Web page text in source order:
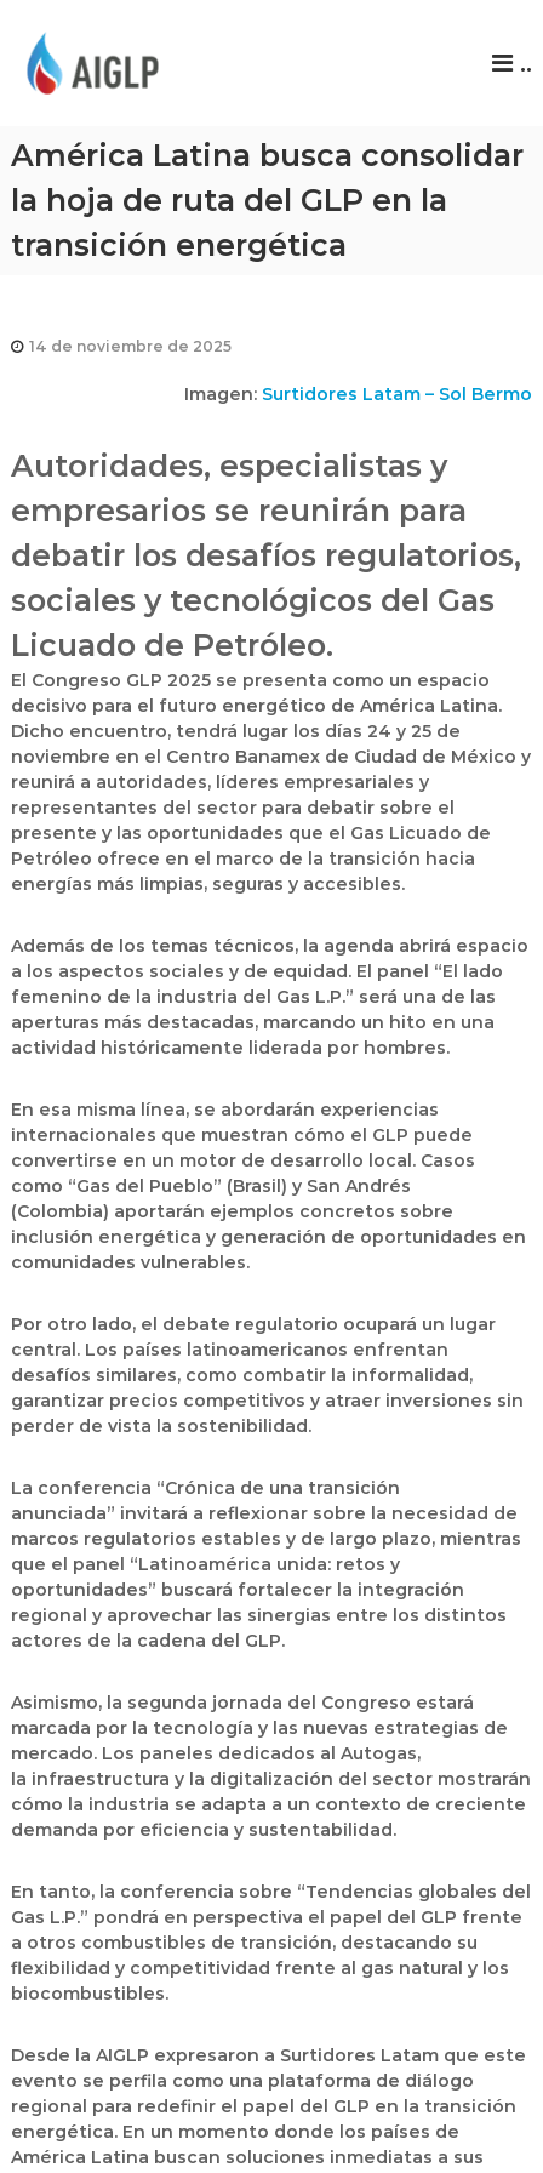
P
..
América Latina busca consolidar
la hoja de ruta del GLP en la
transición energética
14 de noviembre de 2025
Imagen: Surtidores Latam – Sol Bermo
Autoridades, especialistas y
empresarios se reunirán para
debatir los desafíos regulatorios,
sociales y tecnológicos del Gas
Licuado de Petróleo.
El Congreso GLP 2025se presenta como un espacio
decisivo para el futuro energético de América Latina.
Dicho encuentro, tendrá lugar los días 24 y 25 de
noviembre en el Centro Banamex de Ciudad de México y
reunirá a autoridades, líderes empresariales y
representantes del sector para debatir sobre el
presente y las oportunidades que el Gas Licuado de
Petróleo ofrece en el marco de la transición hacia
energías más limpias, seguras y accesibles.
Además de los temas técnicos, la agenda abrirá espacio
a los aspectos sociales y de equidad. El panel “El lado
femenino de la industria del Gas L.P.” será una de las
aperturas más destacadas, marcando un hito en una
actividad históricamente liderada por hombres.
En esa misma línea, se abordarán experiencias
internacionales que muestran cómo el GLP puede
convertirse en un motor de desarrollo local. Casos
como “Gas del Pueblo” (Brasil) y San Andrés
(Colombia) aportarán ejemplos concretos sobre
inclusión energética y generación de oportunidades en
comunidades vulnerables.
Por otro lado, el debate regulatorio ocupará un lugar
central. Los países latinoamericanos enfrentan
desafíos similares, como combatir la informalidad,
garantizar precios competitivos y atraer inversiones sin
perder de vista la sostenibilidad.
La conferencia “Crónica de una transición
anunciada” invitará a reflexionar sobre la necesidad de
marcos regulatorios estables y de largo plazo, mientras
que el panel “Latinoamérica unida: retos y
oportunidades” buscará fortalecer la integración
regional y aprovechar las sinergias entre los distintos
actores de la cadena del GLP.
Asimismo, la segunda jornada del Congreso estará
marcada por la tecnología y las nuevas estrategias de
mercado. Los paneles dedicados al Autogas,
la infraestructura y la digitalización del sector mostrarán
cómo la industria se adapta a un contexto de creciente
demanda por eficiencia y sustentabilidad.
En tanto, la conferencia sobre “Tendencias globales del
Gas L.P.” pondrá en perspectiva el papel del GLP frente
a otros combustibles de transición, destacando su
flexibilidad y competitividad frente al gas natural y los
biocombustibles.
Desde la AIGLP expresaron a Surtidores Latam que este
evento se perfila como una plataforma de diálogo
regional para redefinir el papel del GLP en la transición
energética. En un momento donde los países de
América Latina buscan soluciones inmediatas a sus